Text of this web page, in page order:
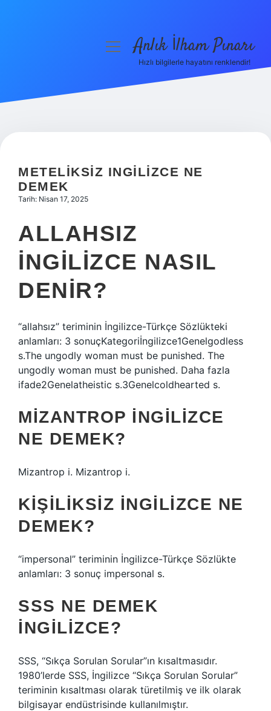
Hakkımızda
menüyüAnlık İlham Pınarı
Hızlı bilgilerle hayatını renklendir!
METELIKSIZ INGILIZCE NE
DEMEK
Tarih: Nisan 17, 2025
ALLAHSIZ
INGILIZCE NASIL
DENIR?
“allahsız” teriminin İngilizce-Türkçe Sözlükteki
anlamları: 3 sonuçKategoriİngilizce1Genelgodless
s.The ungodly woman must be punished. The
ungodly woman must be punished. Daha fazla
ifade2Genelatheistic s.3Genelcoldhearted s.
MIZANTROP INGILIZCE
NE DEMEK?
Mizantrop i. Mizantrop i.
KIŞILIKSIZ INGILIZCE NE
DEMEK?
“impersonal” teriminin İngilizce-Türkçe Sözlükte
anlamları: 3 sonuç impersonal s.
SSS NE DEMEK
INGILIZCE?
SSS, “Sıkça Sorulan Sorular”ın kısaltmasıdır.
1980’lerde SSS, İngilizce “Sıkça Sorulan Sorular”
teriminin kısaltması olarak türetilmiş ve ilk olarak
bilgisayar endüstrisinde kullanılmıştır.